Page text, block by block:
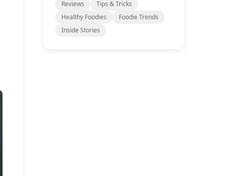
Reviews
Tips & Tricks
Healthy Foodies
Foodie Trends
Inside Stories